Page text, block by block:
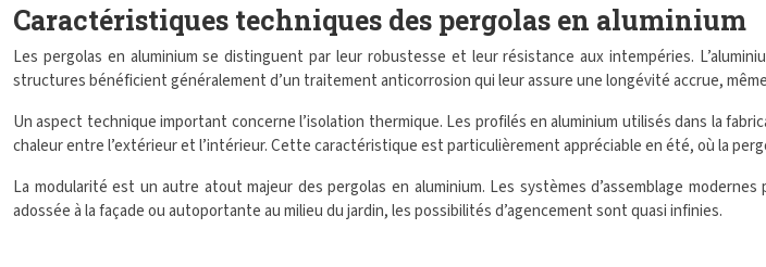
Caractéristiques techniques des pergolas en aluminium
Les pergolas en aluminium se distinguent par leur robustesse et leur résistance aux intempéries.
structures bénéficient généralement d’un traitement anticorrosion qui leur assure une longévité accrue,
Un aspect technique important concerne l’isolation thermique. Les profilés en aluminium utilisés dans la
chaleur entre l’extérieur et l’intérieur. Cette caractéristique est particulièrement appréciable en été, où la
La modularité est un autre atout majeur des pergolas en aluminium. Les systèmes d’assemblage
adossée à la façade ou autoportante au milieu du jardin, les possibilités d’agencement sont quasi infinies.